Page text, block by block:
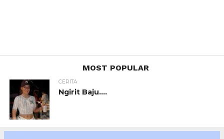
MOST POPULAR
CERITA
Ngirit Baju….